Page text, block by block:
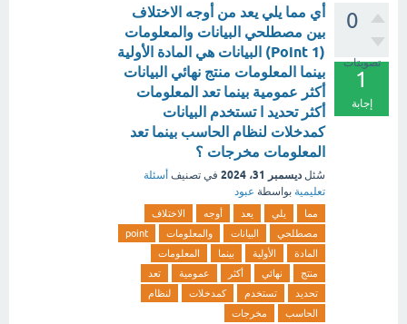
0
تصويتات
1
إجابة
أي مما يلي يعد من أوجه الاختلاف
بين مصطلحي البيانات والمعلومات
(1 Point) البيانات هي المادة الأولية
بينما المعلومات منتج نهائي البيانات
أكثر عمومية بينما تعد المعلومات
أكثر تحديد ا تستخدم البيانات
كمدخلات لنظام الحاسب بينما تعد
المعلومات مخرجات ؟
سُئل ديسمبر 31، 2024 في تصنيف أسئلة
تعليمية بواسطة عبود
مما يلي يعد أوجه
الاختلاف
مصطلحي
البيانات والمعلومات
point
المادة
الأولية بينما
المعلومات
منتج
نهائي أكثر عمومية
تعد
تحديد
تستخدم كمدخلات
لنظام
الحاسب
مخرجات